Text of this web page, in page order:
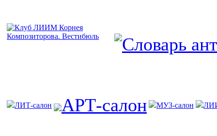
ЛИТ-салон АРТ-салон МУЗ-салон